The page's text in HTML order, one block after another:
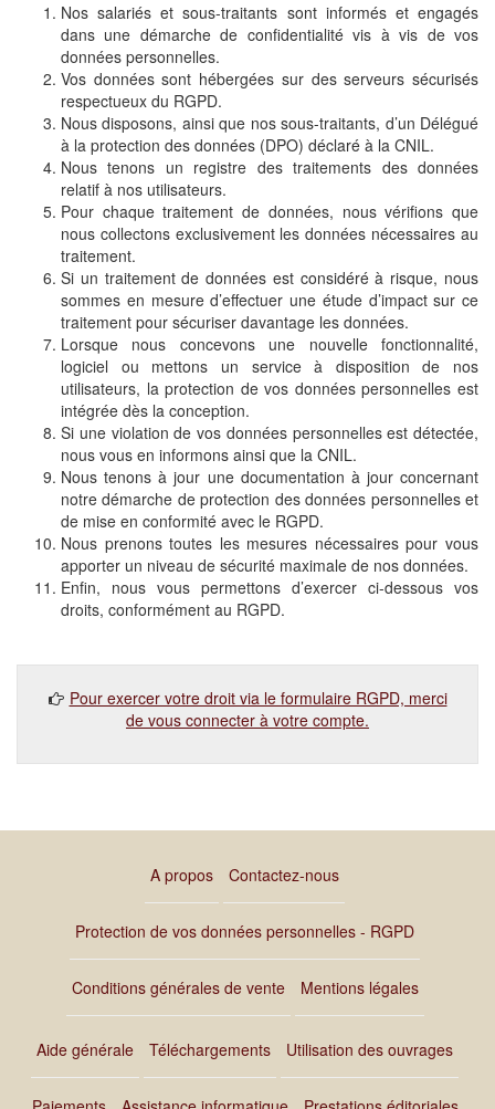
Nos salariés et sous-traitants sont informés et engagés
dans une démarche de confidentialité vis à vis de vos
données personnelles.
Vos données sont hébergées sur des serveurs sécurisés
respectueux du RGPD.
Nous disposons, ainsi que nos sous-traitants, d’un Délégué
à la protection des données (DPO) déclaré à la CNIL.
Nous tenons un registre des traitements des données
relatif à nos utilisateurs.
Pour chaque traitement de données, nous vérifions que
nous collectons exclusivement les données nécessaires au
traitement.
Si un traitement de données est considéré à risque, nous
sommes en mesure d’effectuer une étude d’impact sur ce
traitement pour sécuriser davantage les données.
Lorsque nous concevons une nouvelle fonctionnalité,
logiciel ou mettons un service à disposition de nos
utilisateurs, la protection de vos données personnelles est
intégrée dès la conception.
Si une violation de vos données personnelles est détectée,
nous vous en informons ainsi que la CNIL.
Nous tenons à jour une documentation à jour concernant
notre démarche de protection des données personnelles et
de mise en conformité avec le RGPD.
Nous prenons toutes les mesures nécessaires pour vous
apporter un niveau de sécurité maximale de nos données.
Enfin, nous vous permettons d’exercer ci-dessous vos
droits, conformément au RGPD.
Pour exercer votre droit via le formulaire RGPD, merci
de vous connecter à votre compte.
A propos Contactez-nous
Protection de vos données personnelles - RGPD
Conditions générales de vente Mentions légales
Aide générale Téléchargements Utilisation des ouvrages